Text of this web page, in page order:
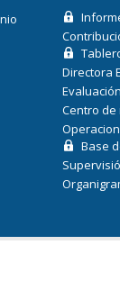
Directora
Centro de
Base